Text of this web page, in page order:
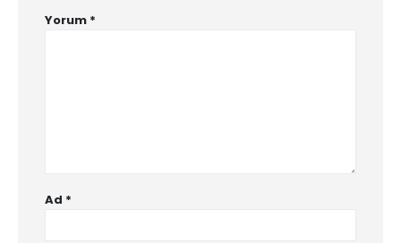
Yorum *
Ad *